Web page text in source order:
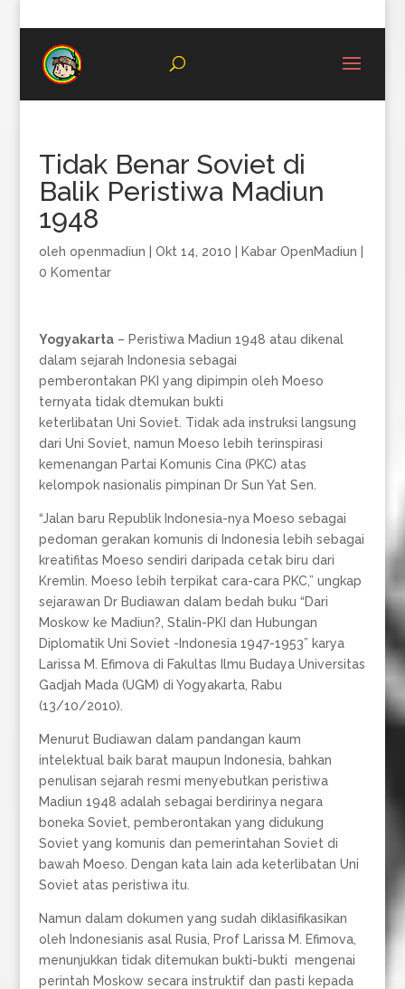
Tidak Benar Soviet di
Balik Peristiwa Madiun
1948
oleh openmadiun Okt 14, 2010 Kabar OpenMadiun
0 Komentar
Yogyakarta– Peristiwa Madiun 1948 atau dikenal
dalam sejarah Indonesia sebagai
pemberontakan PKI yang dipimpin oleh Moeso
ternyata tidak dtemukan bukti
keterlibatan Uni Soviet. Tidak ada instruksi langsung
dari Uni Soviet, namun Moeso lebih terinspirasi
kemenangan Partai Komunis Cina (PKC) atas
kelompok nasionalis pimpinan Dr Sun Yat Sen.
“Jalan baru Republik Indonesia-nya Moeso sebagai
pedoman gerakan komunis di Indonesia lebih sebagai
kreatifitas Moeso sendiri daripada cetak biru dari
Kremlin. Moeso lebih terpikat cara-cara PKC,” ungkap
sejarawan Dr Budiawan dalam bedah buku “Dari
Moskow ke Madiun?, Stalin-PKI dan Hubungan
Diplomatik Uni Soviet -Indonesia 1947-1953” karya
Larissa M. Efimova di Fakultas Ilmu Budaya Universitas
Gadjah Mada (UGM) di Yogyakarta, Rabu
(13/10/2010).
Menurut Budiawan dalam pandangan kaum
intelektual baik barat maupun Indonesia, bahkan
penulisan sejarah resmi menyebutkan peristiwa
Madiun 1948 adalah sebagai berdirinya negara
boneka Soviet, pemberontakan yang didukung
Soviet yang komunis dan pemerintahan Soviet di
bawah Moeso. Dengan kata lain ada keterlibatan Uni
Soviet atas peristiwa itu.
Namun dalam dokumen yang sudah diklasifikasikan
oleh Indonesianis asal Rusia, Prof Larissa M. Efimova,
menunjukkan tidak ditemukan bukti-bukti mengenai
perintah Moskow secara instruktif dan pasti kepada